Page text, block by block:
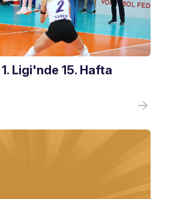
Ligi'nde 15. Hafta